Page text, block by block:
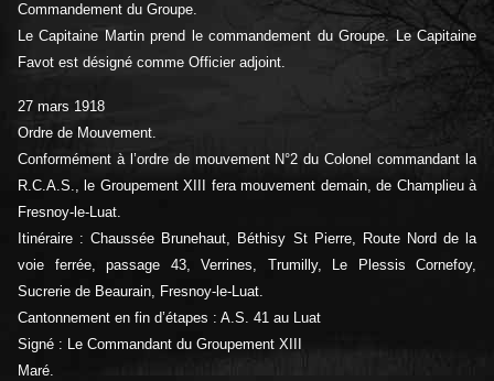
Commandement du Groupe.
Le Capitaine Martin prend le commandement du Groupe. Le Capitaine
Favot est désigné comme Officier adjoint.
27 mars 1918
Ordre de Mouvement.
Conformément à l’ordre de mouvement N°2 du Colonel commandant la
R.C.A.S., le Groupement XIII fera mouvement demain, de Champlieu à
Fresnoy-le-Luat.
Itinéraire : Chaussée Brunehaut, Béthisy St Pierre, Route Nord de la
voie ferrée, passage 43, Verrines, Trumilly, Le Plessis Cornefoy,
Sucrerie de Beaurain, Fresnoy-le-Luat.
Cantonnement en fin d’étapes : A.S. 41 au Luat
Signé : Le Commandant du Groupement XIII
Maré.